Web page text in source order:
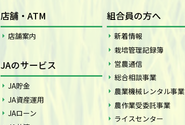
店舗・ATM
店舗案内
JAのサービス
JA貯金
JA資産運用
JAローン
組合員の方へ
新着情報
栽培管理記録簿
営農通信
総合相談事業
農業機械レンタル事業
農作業受委託事業
ライスセンター